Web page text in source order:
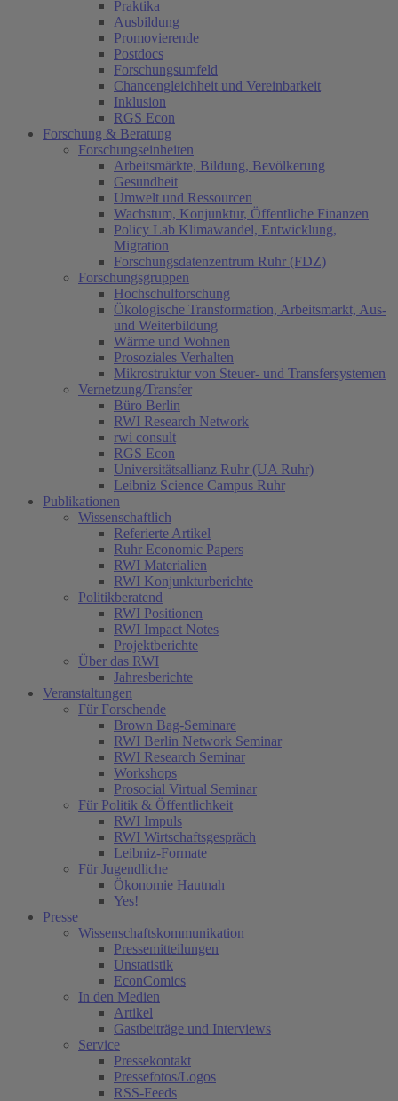
Praktika
Ausbildung
Promovierende
Postdocs
Forschungsumfeld
Chancengleichheit und Vereinbarkeit
Inklusion
RGS Econ
Forschung & Beratung
Forschungseinheiten
Arbeitsmärkte, Bildung, Bevölkerung
Gesundheit
Umwelt und Ressourcen
Wachstum, Konjunktur, Öffentliche Finanzen
Policy Lab Klimawandel, Entwicklung,
Migration
Forschungsdatenzentrum Ruhr (FDZ)
Forschungsgruppen
Hochschulforschung
Ökologische Transformation, Arbeitsmarkt, Aus-
und Weiterbildung
Wärme und Wohnen
Prosoziales Verhalten
Mikrostruktur von Steuer- und Transfersystemen
Vernetzung/Transfer
Büro Berlin
RWI Research Network
rwi consult
RGS Econ
Universitätsallianz Ruhr (UA Ruhr)
Leibniz Science Campus Ruhr
Publikationen
Wissenschaftlich
Referierte Artikel
Ruhr Economic Papers
RWI Materialien
RWI Konjunkturberichte
Politikberatend
RWI Positionen
RWI Impact Notes
Projektberichte
Über das RWI
Jahresberichte
Veranstaltungen
Für Forschende
Brown Bag-Seminare
RWI Berlin Network Seminar
RWI Research Seminar
Workshops
Prosocial Virtual Seminar
Für Politik & Öffentlichkeit
RWI Impuls
RWI Wirtschaftsgespräch
Leibniz-Formate
Für Jugendliche
Ökonomie Hautnah
Yes!
Presse
Wissenschaftskommunikation
Pressemitteilungen
Unstatistik
EconComics
In den Medien
Artikel
Gastbeiträge und Interviews
Service
Pressekontakt
Pressefotos/Logos
RSS-Feeds